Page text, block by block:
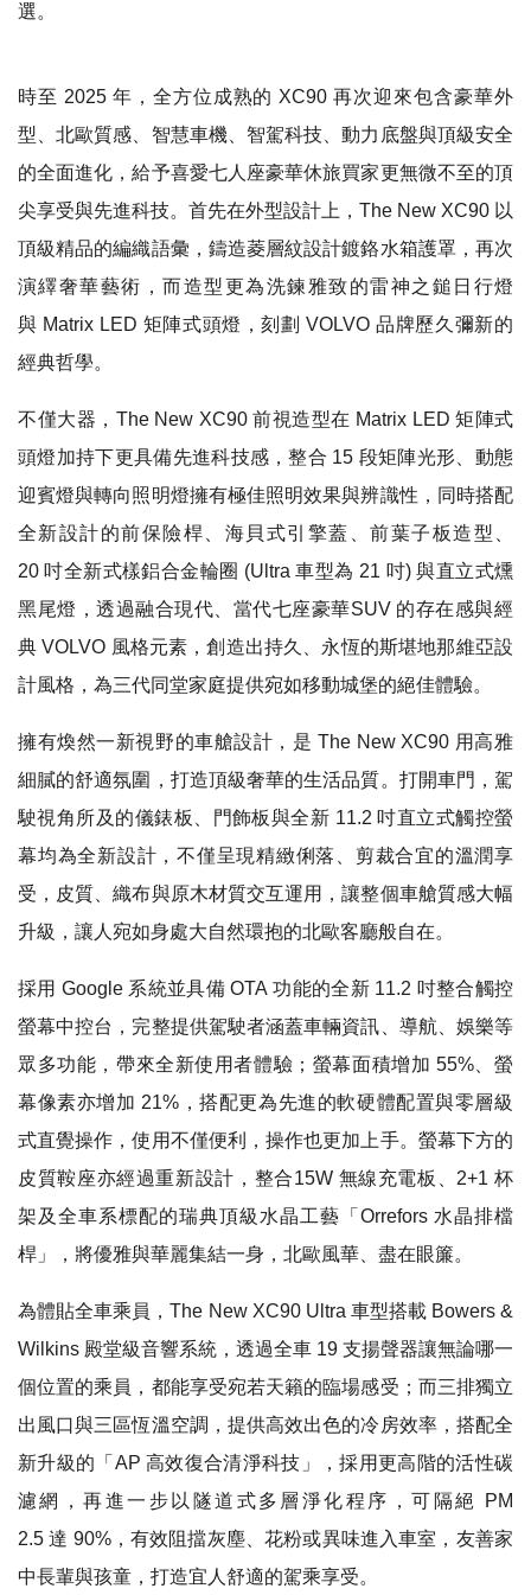
選。
時至 2025 年，全方位成熟的 XC90 再次迎來包含豪華外
型、北歐質感、智慧車機、智駕科技、動力底盤與頂級安全
的全面進化，給予喜愛七人座豪華休旅買家更無微不至的頂
尖享受與先進科技。首先在外型設計上，The New XC90 以
頂級精品的編織語彙，鑄造菱層紋設計鍍鉻水箱護罩，再次
演繹奢華藝術，而造型更為洗鍊雅致的雷神之鎚日行燈
與 Matrix LED 矩陣式頭燈，刻劃 VOLVO 品牌歷久彌新的
經典哲學。
不僅大器，The New XC90 前視造型在 Matrix LED 矩陣式
頭燈加持下更具備先進科技感，整合 15 段矩陣光形、動態
迎賓燈與轉向照明燈擁有極佳照明效果與辨識性，同時搭配
全新設計的前保險桿、海貝式引擎蓋、前葉子板造型、
20 吋全新式樣鋁合金輪圈 (Ultra 車型為 21 吋) 與直立式燻
黑尾燈，透過融合現代、當代七座豪華SUV 的存在感與經
典 VOLVO 風格元素，創造出持久、永恆的斯堪地那維亞設
計風格，為三代同堂家庭提供宛如移動城堡的絕佳體驗。
擁有煥然一新視野的車艙設計，是 The New XC90 用高雅
細膩的舒適氛圍，打造頂級奢華的生活品質。打開車門，駕
駛視角所及的儀錶板、門飾板與全新 11.2 吋直立式觸控螢
幕均為全新設計，不僅呈現精緻俐落、剪裁合宜的溫潤享
受，皮質、織布與原木材質交互運用，讓整個車艙質感大幅
升級，讓人宛如身處大自然環抱的北歐客廳般自在。
採用 Google 系統並具備 OTA 功能的全新 11.2 吋整合觸控
螢幕中控台，完整提供駕駛者涵蓋車輛資訊、導航、娛樂等
眾多功能，帶來全新使用者體驗；螢幕面積增加 55%、螢
幕像素亦增加 21%，搭配更為先進的軟硬體配置與零層級
式直覺操作，使用不僅便利，操作也更加上手。螢幕下方的
皮質鞍座亦經過重新設計，整合15W 無線充電板、2+1 杯
架及全車系標配的瑞典頂級水晶工藝「Orrefors 水晶排檔
桿」，將優雅與華麗集結一身，北歐風華、盡在眼簾。
為體貼全車乘員，The New XC90 Ultra 車型搭載 Bowers &
Wilkins 殿堂級音響系統，透過全車 19 支揚聲器讓無論哪一
個位置的乘員，都能享受宛若天籟的臨場感受；而三排獨立
出風口與三區恆溫空調，提供高效出色的冷房效率，搭配全
新升級的「AP 高效復合清淨科技」，採用更高階的活性碳
濾網，再進一步以隧道式多層淨化程序，可隔絕 PM
2.5 達 90%，有效阻擋灰塵、花粉或異味進入車室，友善家
中長輩與孩童，打造宜人舒適的駕乘享受。